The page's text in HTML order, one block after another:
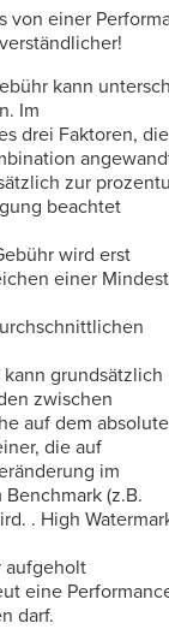
von einer
kann
Im
drei Faktoren, die
zur
beachtet
wird erst
einer
grundsätzlich
zwischen
auf dem
die auf
im
(z.B.
. High
aufgeholt
eine
darf.